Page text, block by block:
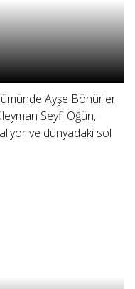
Ayşe Böhürler
Seyfi Öğün,
ve dünyadaki sol